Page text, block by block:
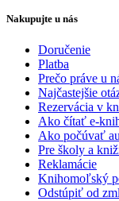
Nakupujte u nás
Doručenie
Platba
Prečo práve u
Najčastejšie
Rezervácia v
Ako čítať e-
Ako počúvať
Pre školy a
Reklamácie
Knihomoľský
Odstúpiť od